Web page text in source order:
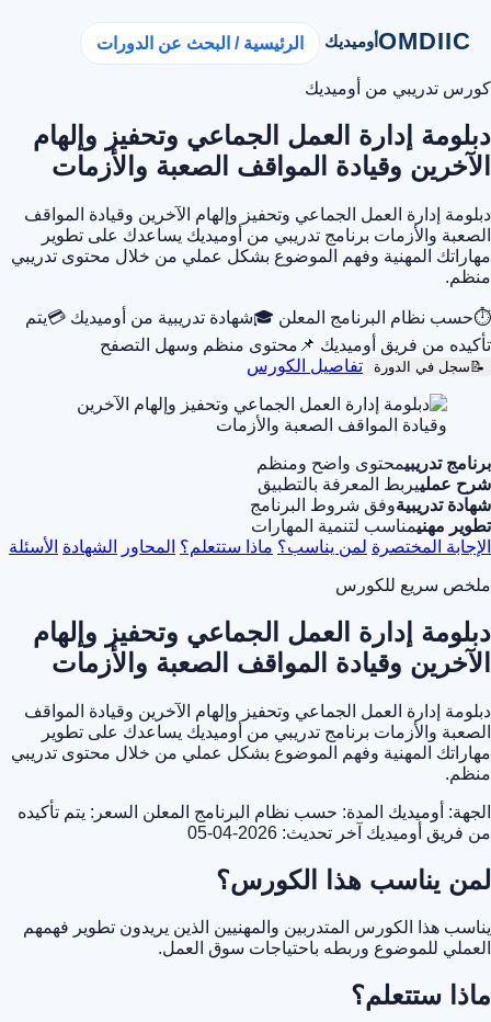
OMDIICأوميديك الرئيسية / البحث عن الدورات
كورس تدريبي من أوميديك
دبلومة إدارة العمل الجماعي وتحفيز وإلهام
الآخرين وقيادة المواقف الصعبة والأزمات
دبلومة إدارة العمل الجماعي وتحفيز وإلهام الآخرين وقيادة المواقف
الصعبة والأزمات برنامج تدريبي من أوميديك يساعدك على تطوير
مهاراتك المهنية وفهم الموضوع بشكل عملي من خلال محتوى تدريبي
منظم.
⏱حسب نظام البرنامج المعلن 🎓شهادة تدريبية من أوميديك 💳يتم
تأكيده من فريق أوميديك 📌 محتوى منظم وسهل التصفح
📝 سجل في الدورة تفاصيل الكورس
برنامج تدريبيمحتوى واضح ومنظم
شرح عملييربط المعرفة بالتطبيق
شهادة تدريبيةوفق شروط البرنامج
تطوير مهنيمناسب لتنمية المهارات
الإجابة المختصرة لمن يناسب؟ ماذا ستتعلم؟ المحاور الشهادة الأسئلة
ملخص سريع للكورس
دبلومة إدارة العمل الجماعي وتحفيز وإلهام
الآخرين وقيادة المواقف الصعبة والأزمات
دبلومة إدارة العمل الجماعي وتحفيز وإلهام الآخرين وقيادة المواقف
الصعبة والأزمات برنامج تدريبي من أوميديك يساعدك على تطوير
مهاراتك المهنية وفهم الموضوع بشكل عملي من خلال محتوى تدريبي
منظم.
الجهة: أوميديك المدة: حسب نظام البرنامج المعلن السعر: يتم تأكيده
من فريق أوميديك آخر تحديث: 2026-04-05
لمن يناسب هذا الكورس؟
يناسب هذا الكورس المتدربين والمهنيين الذين يريدون تطوير فهمهم
العملي للموضوع وربطه باحتياجات سوق العمل.
ماذا ستتعلم؟